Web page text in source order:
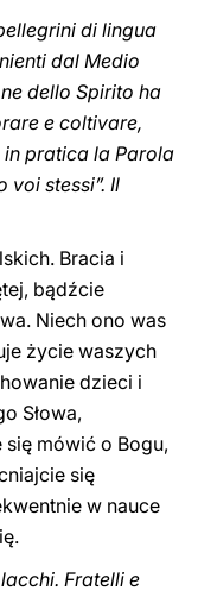
di lingua
dal Medio
dello Spirito ha
e coltivare,
in pratica la Parola
voi stessi”. Il
Bracia i
bądźcie
Niech ono was
życie waszych
dzieci i
Słowa,
mówić o Bogu,
się
w nauce
Fratelli e